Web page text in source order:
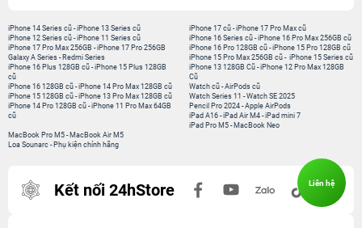
iPhone 14 Series cũ -iPhone 13 Series cũ
iPhone 12 Series cũ -iPhone 11 Series cũ
iPhone 17 Pro Max 256GB -iPhone 17 Pro 256GB
Galaxy A Series - Redmi Series
iPhone 17 cũ -iPhone 17 Pro Max cũ
iPhone 16 Series cũ - iPhone 16 Pro Max 256GB cũ
iPhone 16 Pro 128GB cũ -iPhone 15 Pro 128GB cũ
iPhone 15 Pro Max 256GB cũ - iPhone 15 Series cũ
iPhone 16 Plus 128GB cũ -iPhone 15 Plus 128GB
cũ
iPhone 16 128GB cũ -iPhone 14 Pro Max 128GB cũ
iPhone 15 128GB cũ -iPhone 13 Pro Max 128GB cũ
iPhone 14 Pro 128GB cũ -iPhone 11 Pro Max 64GB
cũ
iPhone 13 128GB Cũ -iPhone 12 Pro Max 128GB
Cũ
Watch cũ -AirPods cũ
Watch Series 11 -Watch SE 2025
Pencil Pro 2024 -Apple AirPods
iPad A16 -iPad Air M4 -iPad mini 7
iPad Pro M5 - MacBook Neo
MacBook Pro M5 - MacBook Air M5
Loa Sounarc - Phụ kiện chính hãng
Kết nối 24hStore Liên hệ